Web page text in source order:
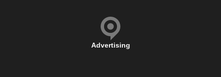
Advertising